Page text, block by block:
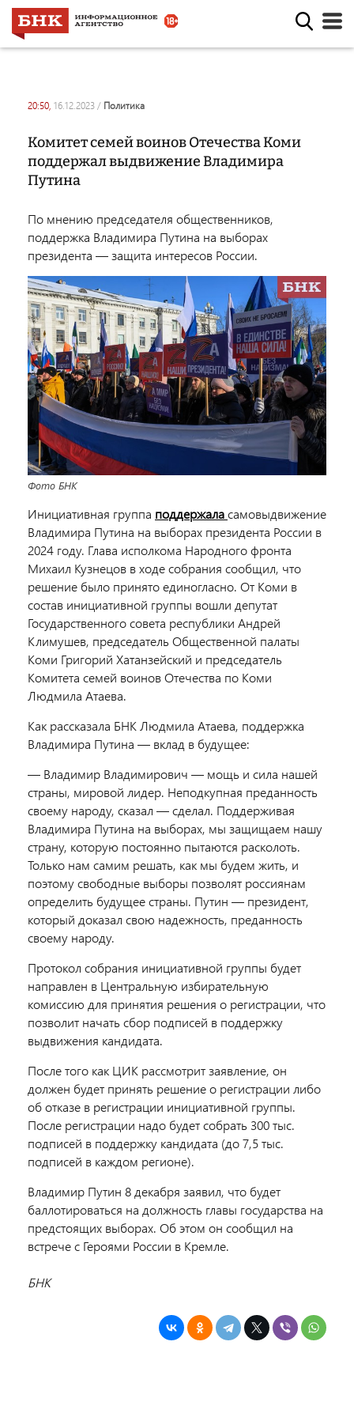
20:50, 16.12.2023 / политика
Комитет семей воинов Отечества Коми
поддержал выдвижение Владимира
Путина
По мнению председателя общественников,
поддержка Владимира Путина на выборах
президента — защита интересов России.
Фото БНК
Инициативная группа поддержаласамовыдвижение
Владимира Путина на выборах президента России в
2024 году. Глава исполкома Народного фронта
Михаил Кузнецов в ходе собрания сообщил, что
решение было принято единогласно. От Коми в
состав инициативной группы вошли депутат
Государственного совета республики Андрей
Климушев, председатель Общественной палаты
Коми Григорий Хатанзейский и председатель
Комитета семей воинов Отечества по Коми
Людмила Атаева.
Как рассказала БНК Людмила Атаева, поддержка
Владимира Путина — вклад в будущее:
— Владимир Владимирович — мощь и сила нашей
страны, мировой лидер. Неподкупная преданность
своему народу, сказал — сделал. Поддерживая
Владимира Путина на выборах, мы защищаем нашу
страну, которую постоянно пытаются расколоть.
Только нам самим решать, как мы будем жить, и
поэтому свободные выборы позволят россиянам
определить будущее страны. Путин — президент,
который доказал свою надежность, преданность
своему народу.
Протокол собрания инициативной группы будет
направлен в Центральную избирательную
комиссию для принятия решения о регистрации, что
позволит начать сбор подписей в поддержку
выдвижения кандидата.
После того как ЦИК рассмотрит заявление, он
должен будет принять решение о регистрации либо
об отказе в регистрации инициативной группы.
После регистрации надо будет собрать 300 тыс.
подписей в поддержку кандидата (до 7,5 тыс.
подписей в каждом регионе).
Владимир Путин 8 декабря заявил, что будет
баллотироваться на должность главы государства на
предстоящих выборах. Об этом он сообщил на
встрече с Героями России в Кремле.
БНК